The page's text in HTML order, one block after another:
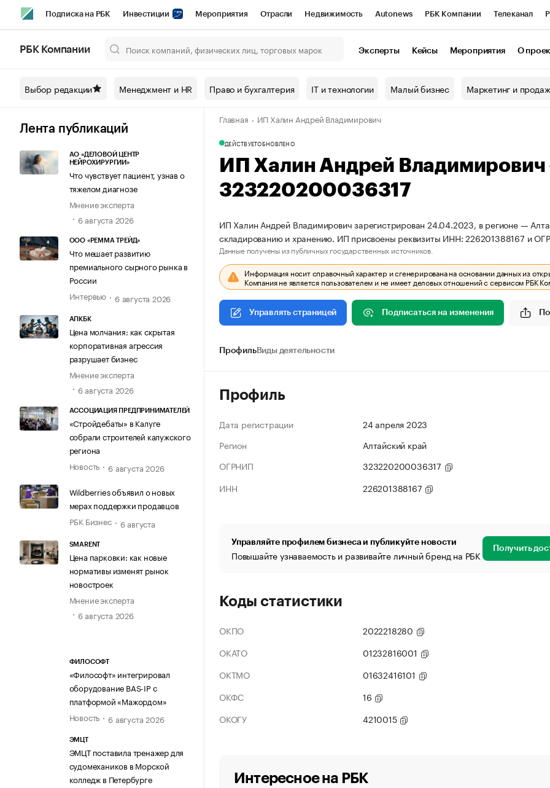
Подписка на РБК Инвестиции Мероприятия Отрасли Недвижимость Autonews РБК Компании Телеканал
Спецпроекты СПб Конференции СПб Спецпроекты Проверка контрагентов
Технологии и медиа Рынок наличной валюты
РБК Компании Эксперты Кейсы Мероприятия О
Выбор редакции Менеджмент и HR Право и бухгалтерия IT и технологии Малый бизнес Маркетинг и
Лента публикаций
АО «ДЕЛОВОЙ ЦЕНТР
НЕЙРОХИРУРГИИ»
Что чувствует пациент, узнав о
тяжелом диагнозе
Мнение эксперта
6 августа 2026
ООО «РЕММА ТРЕЙД»
Что мешает развитию
премиального сырного рынка в
России
Интервью
6 августа 2026
АПКБК
Цена молчания: как скрытая
корпоративная агрессия
разрушает бизнес
Мнение эксперта
6 августа 2026
АССОЦИАЦИЯ ПРЕДПРИНИМАТЕЛЕЙ
«Стройдебаты» в Калуге
собрали строителей калужского
региона
Новость
6 августа 2026
Wildberries объявил о новых
мерах поддержки продавцов
РБК Бизнес
6 августа
SMARENT
Цена парковки: как новые
нормативы изменят рынок
новостроек
Мнение эксперта
6 августа 2026
ФИЛОСОФТ
«Философт» интегрировал
оборудование BAS-IP с
платформой «Мажордом»
Новость
6 августа 2026
ЭМЦТ
ЭМЦТ поставила тренажер для
судомехаников в Морской
колледж в Петербурге
Главная ИП Халин Андрей Владимирович
ДЕЙСТВУЕТОБНОВЛЕНО
ИП Халин Андрей
323220200036317
ИП Халин Андрей Владимирович зарегистрирован 24.04.2023, в регионе —
складированию и хранению. ИП присвоены реквизиты ИНН: 226201388167 и
Данные получены из публичных государственных источников.
Информация носит справочный характер и сгенерирована на основании данных из
Компания не является пользователем и не имеет деловых отношений с сервисом РБК
Управлять страницей Подписаться на изменения
ПрофильВиды деятельности
Профиль
Дата регистрации
24 апреля 2023
Регион
Алтайский край
ОГРНИП
323220200036317
ИНН
226201388167
Управляйте профилем бизнеса и публикуйте новости
Повышайте узнаваемость и развивайте личный бренд на РБК Получить
Коды статистики
ОКПО
2022218280
ОКАТО
01232816001
ОКТМО
01632416101
ОКФС
16
ОКОГУ
4210015
Интересное на РБК